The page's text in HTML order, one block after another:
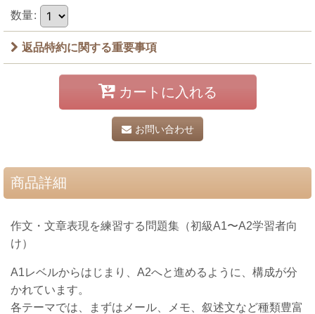
数量:
返品特約に関する重要事項
カートに入れる
お問い合わせ
商品詳細
作文・文章表現を練習する問題集（初級A1〜A2学習者向
け）
A1レベルからはじまり、A2へと進めるように、構成が分
かれています。
各テーマでは、まずはメール、メモ、叙述文など種類豊富